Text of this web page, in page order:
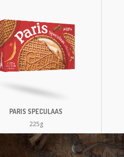
PARIS SPECULAAS
225g